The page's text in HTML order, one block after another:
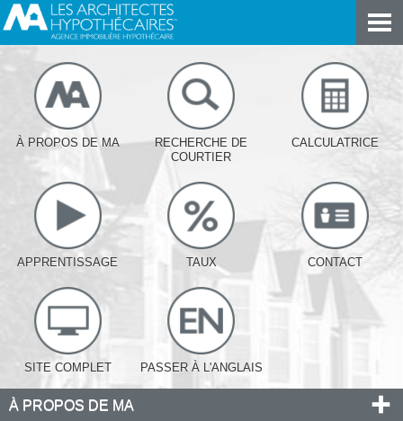
À PROPOS DE MA
RECHERCHE DE
COURTIER
CALCULATRICE
APPRENTISSAGE TAUX CONTACT
SITE COMPLET PASSER À L'ANGLAIS
À PROPOS DE MA